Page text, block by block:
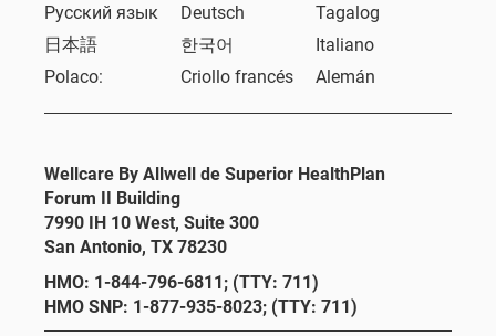
Русский язык
Deutsch
Tagalog
日本語
한국어
Italiano
Polaco:
Criollo francés Alemán
Wellcare By Allwell de Superior HealthPlan
Forum II Building
7990 IH 10 West, Suite 300
San Antonio, TX 78230
HMO: 1-844-796-6811; (TTY: 711)
HMO SNP: 1-877-935-8023; (TTY: 711)